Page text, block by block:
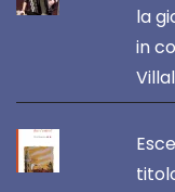
la
in